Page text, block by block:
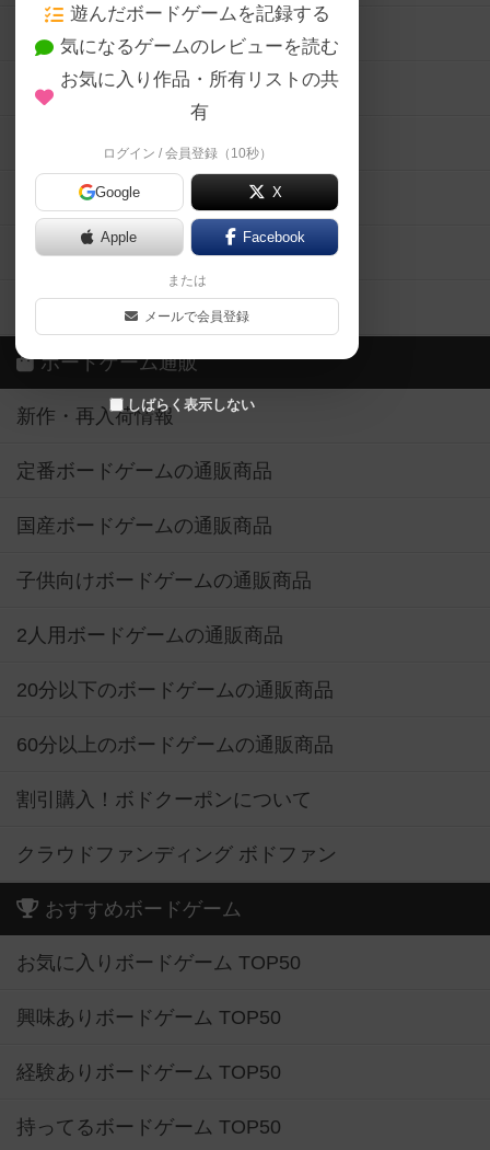
遊んだボードゲームを記録する
気になるゲームのレビューを読む
お気に入り作品・所有リストの共
有
ログイン / 会員登録（10秒）
Google X
Apple Facebook
または
メールで会員登録
しばらく表示しない
ボードゲーム会情報
メカニクス特集
掲示板・トピックス
ボドとも・会員一覧
ボードゲーム業界コラム
ボドゲーマご利用案内
ボードゲーム通販
新作・再入荷情報
定番ボードゲームの通販商品
国産ボードゲームの通販商品
子供向けボードゲームの通販商品
2人用ボードゲームの通販商品
20分以下のボードゲームの通販商品
60分以上のボードゲームの通販商品
割引購入！ボドクーポンについて
クラウドファンディング ボドファン
おすすめボードゲーム
お気に入りボードゲーム TOP50
興味ありボードゲーム TOP50
経験ありボードゲーム TOP50
持ってるボードゲーム TOP50